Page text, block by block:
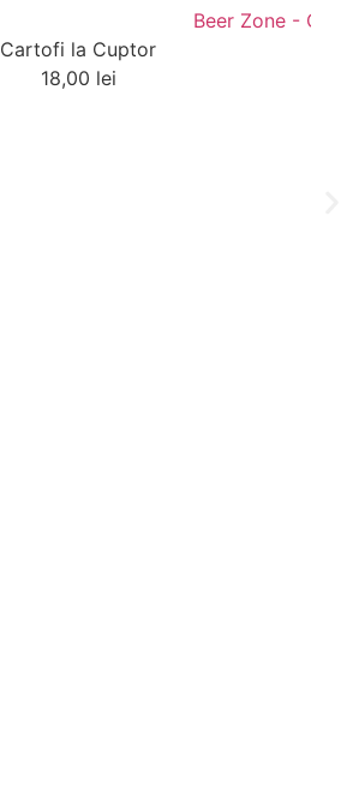
Cartofi la Cuptor
18,00 lei